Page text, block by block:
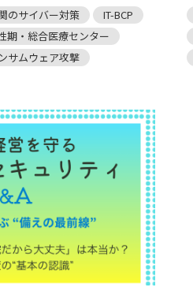
のサイバー対策
IT-BCP
期・総合医療センター
サムウェア攻撃